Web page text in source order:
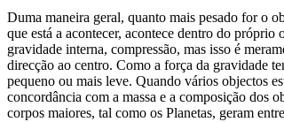
Duma maneira geral, quanto mais pesado for o
que está a acontecer, acontece dentro do próprio
gravidade interna, compressão, mas isso é
direcção ao centro. Como a força da gravidade
pequeno ou mais leve. Quando vários objectos
concordância com a massa e a composição dos
corpos maiores, tal como os Planetas, geram